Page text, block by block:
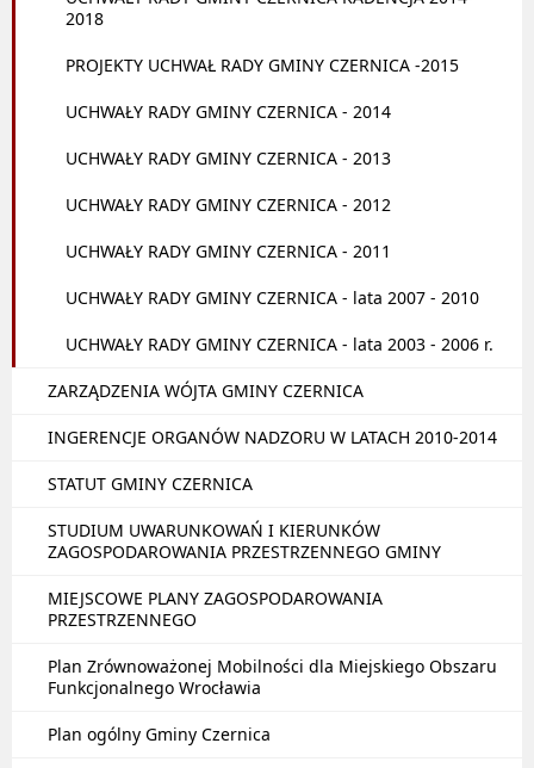
2018
PROJEKTY UCHWAŁ RADY GMINY CZERNICA -2015
UCHWAŁY RADY GMINY CZERNICA - 2014
UCHWAŁY RADY GMINY CZERNICA - 2013
UCHWAŁY RADY GMINY CZERNICA - 2012
UCHWAŁY RADY GMINY CZERNICA - 2011
UCHWAŁY RADY GMINY CZERNICA - lata 2007 - 2010
UCHWAŁY RADY GMINY CZERNICA - lata 2003 - 2006 r.
ZARZĄDZENIA WÓJTA GMINY CZERNICA
INGERENCJE ORGANÓW NADZORU W LATACH 2010-2014
STATUT GMINY CZERNICA
STUDIUM UWARUNKOWAŃ I KIERUNKÓW
ZAGOSPODAROWANIA PRZESTRZENNEGO GMINY
MIEJSCOWE PLANY ZAGOSPODAROWANIA
PRZESTRZENNEGO
Plan Zrównoważonej Mobilności dla Miejskiego Obszaru
Funkcjonalnego Wrocławia
Plan ogólny Gminy Czernica